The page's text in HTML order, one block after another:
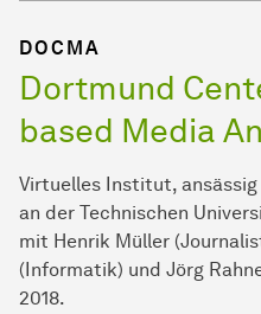
DOCMA
Dort­mund
based Media
Virtuelles Institut,
an der Technischen
mit Henrik Müller
(Informatik) und Jörg
2018.